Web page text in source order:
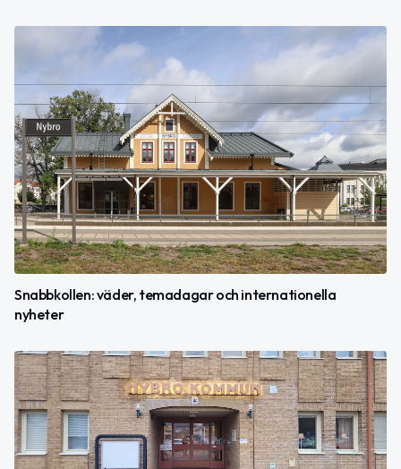
Snabbkollen: väder, temadagar och internationella
nyheter